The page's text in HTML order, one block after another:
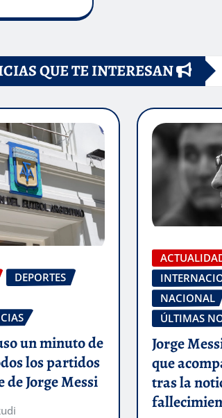
QUE TE INTERESAN
DEPORTES
un minuto de
los partidos
Jorge Messi
NACIONAL
ÚLTIMAS
Jorge
que
tras la